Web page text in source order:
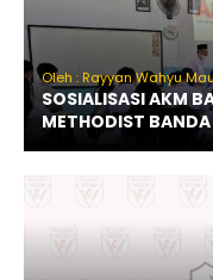
Oleh : Rayyan Wahyu
SOSIALISASI AKM
METHODIST BANDA